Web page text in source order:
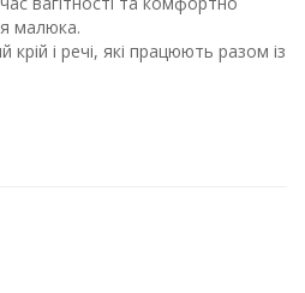
малюка.
і речі, які працюють разом із